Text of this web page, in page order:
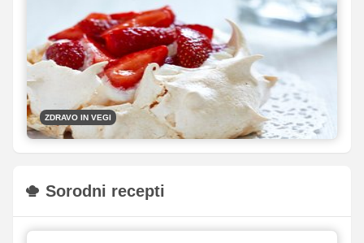
pločevinke čičerike. Tekočina je namreč odličen
nadomestek za beljake in se s stepanjem spremeni v
rahel, snežno-beli sneg, iz katerega lahko pripravimo
odlične sladice.
ZDRAVO IN VEGI
Sorodni recepti